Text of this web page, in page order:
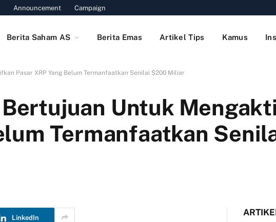
Announcement Campaign
Berita Saham AS Berita Emas Artikel Tips Kamus
Pasar XRP Yang Belum Termanfaatkan Senilai $200 Miliar
Untuk
Termanfaatkan
LinkedIn